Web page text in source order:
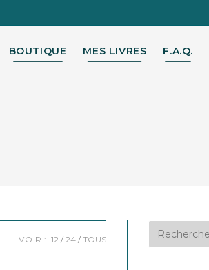
BOUTIQUE MES LIVRES F.A.Q.
VOIR : 12 24 TOUS